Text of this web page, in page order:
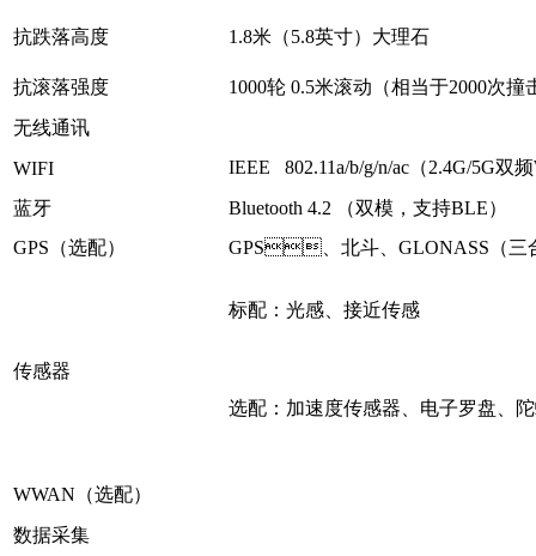
抗跌落高度 1.8米（5.8英寸）大理石
抗滚落强度
1000轮 0.5米滚动（相当于2000次撞
无线通讯
WIFI
IEEE 802.11a/b/g/n/ac（2.4G/5G双
蓝牙
Bluetooth 4.2 （双模，支持BLE）
GPS（选配）
GPS、北斗、GLONASS（三
传感器
标配：光感、接近传感
选配：加速度传感器、电子罗盘、
WWAN（选配）
数据采集